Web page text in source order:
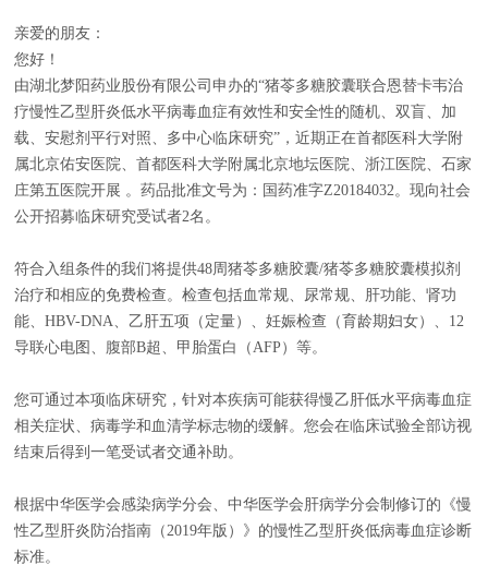
亲爱的朋友：
您好！
由湖北梦阳药业股份有限公司申办的“猪苓多糖胶囊联合恩替卡韦治
疗慢性乙型肝炎低水平病毒血症有效性和安全性的随机、双盲、加
载、安慰剂平行对照、多中心临床研究”，近期正在首都医科大学附
属北京佑安医院、首都医科大学附属北京地坛医院、浙江医院、石家
庄第五医院开展 。药品批准文号为：国药准字Z20184032。现向社会
公开招募临床研究受试者2名。
符合入组条件的我们将提供48周猪苓多糖胶囊/猪苓多糖胶囊模拟剂
治疗和相应的免费检查。检查包括血常规、尿常规、肝功能、肾功
能、HBV-DNA、乙肝五项（定量）、妊娠检查（育龄期妇女）、12
导联心电图、腹部B超、甲胎蛋白（AFP）等。
您可通过本项临床研究，针对本疾病可能获得慢乙肝低水平病毒血症
相关症状、病毒学和血清学标志物的缓解。您会在临床试验全部访视
结束后得到一笔受试者交通补助。
根据中华医学会感染病学分会、中华医学会肝病学分会制修订的《慢
性乙型肝炎防治指南（2019年版）》的慢性乙型肝炎低病毒血症诊断
标准。